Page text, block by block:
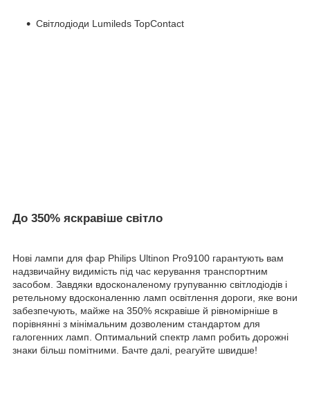
Світлодіоди Lumileds TopContact
До 350% яскравіше світло
Нові лампи для фар Philips Ultinon Pro9100 гарантують вам
надзвичайну видимість під час керування транспортним
засобом. Завдяки вдосконаленому групуванню світлодіодів і
ретельному вдосконаленню ламп освітлення дороги, яке вони
забезпечують, майже на 350% яскравіше й рівномірніше в
порівнянні з мінімальним дозволеним стандартом для
галогенних ламп. Оптимальний спектр ламп робить дорожні
знаки більш помітними. Бачте далі, реагуйте швидше!